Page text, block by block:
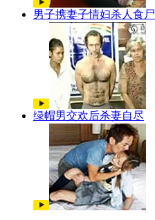
男子携妻子情妇杀人食尸
绿帽男交欢后杀妻自尽